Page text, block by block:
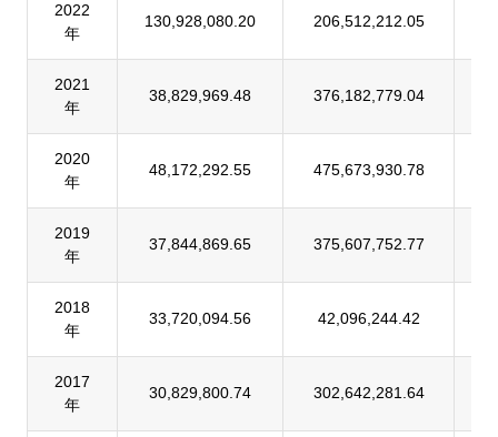
2022
年
130,928,080.20 206,512,212.05
2021
年
38,829,969.48 376,182,779.04
2020
年
48,172,292.55 475,673,930.78
2019
年
37,844,869.65 375,607,752.77
2018
年
33,720,094.56 42,096,244.42
2017
年
30,829,800.74 302,642,281.64